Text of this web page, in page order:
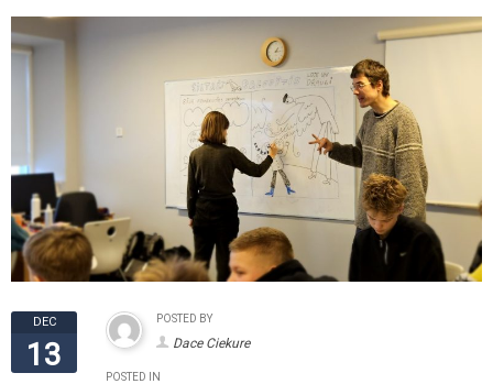
DEC
13
POSTED BY
Dace Ciekure
POSTED IN